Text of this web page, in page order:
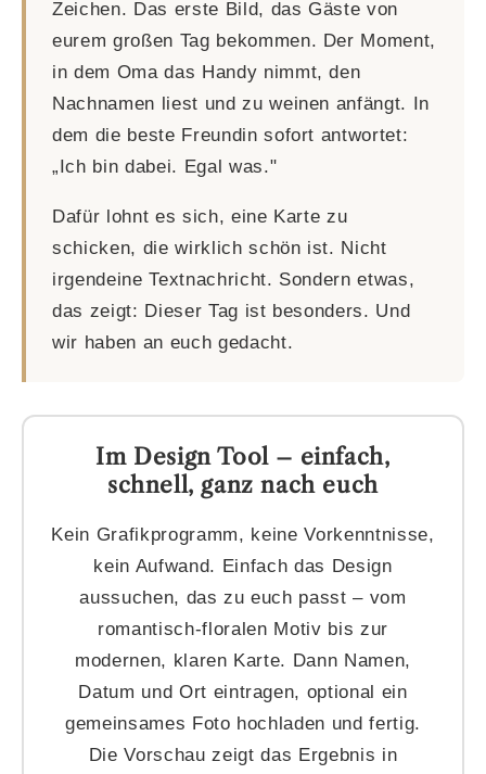
Zeichen. Das erste Bild, das Gäste von
eurem großen Tag bekommen. Der Moment,
in dem Oma das Handy nimmt, den
Nachnamen liest und zu weinen anfängt. In
dem die beste Freundin sofort antwortet:
„Ich bin dabei. Egal was."
Dafür lohnt es sich, eine Karte zu
schicken, die wirklich schön ist. Nicht
irgendeine Textnachricht. Sondern etwas,
das zeigt: Dieser Tag ist besonders. Und
wir haben an euch gedacht.
Im Design Tool – einfach,
schnell, ganz nach euch
Kein Grafikprogramm, keine Vorkenntnisse,
kein Aufwand. Einfach das Design
aussuchen, das zu euch passt – vom
romantisch-floralen Motiv bis zur
modernen, klaren Karte. Dann Namen,
Datum und Ort eintragen, optional ein
gemeinsames Foto hochladen und fertig.
Die Vorschau zeigt das Ergebnis in